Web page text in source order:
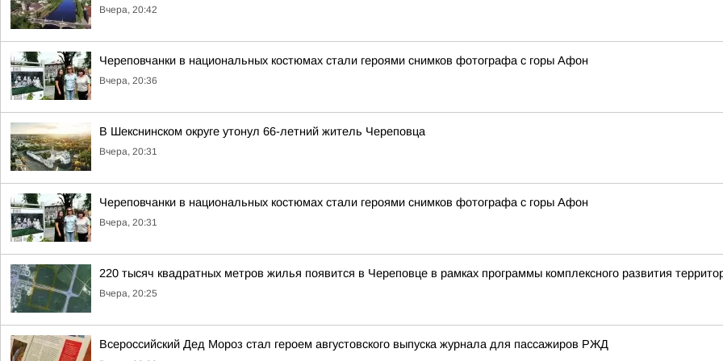
Вчера, 20:42
Череповчанки в национальных костюмах стали героями снимков фотографа с горы Афон
Вчера, 20:36
В Шекснинском округе утонул 66-летний житель Череповца
Вчера, 20:31
Череповчанки в национальных костюмах стали героями снимков фотографа с горы Афон
Вчера, 20:31
220 тысяч квадратных метров жилья появится в Череповце в рамках программы комплексного развития
Вчера, 20:25
Всероссийский Дед Мороз стал героем августовского выпуска журнала для пассажиров РЖД